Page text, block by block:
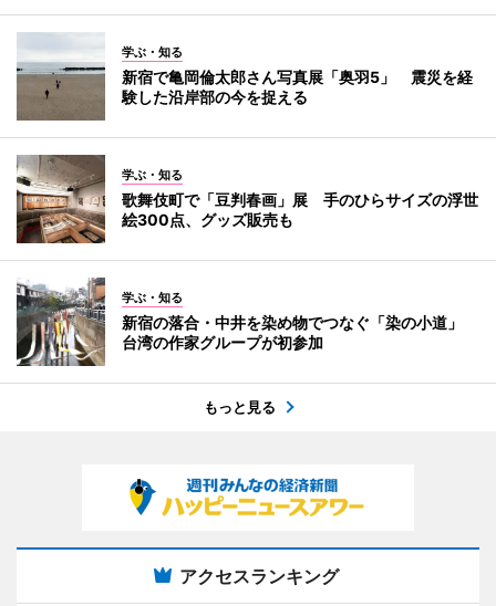
学ぶ・知る
新宿で亀岡倫太郎さん写真展「奥羽5」 震災を経
験した沿岸部の今を捉える
学ぶ・知る
歌舞伎町で「豆判春画」展 手のひらサイズの浮世
絵300点、グッズ販売も
学ぶ・知る
新宿の落合・中井を染め物でつなぐ「染の小道」
台湾の作家グループが初参加
もっと見る
アクセスランキング